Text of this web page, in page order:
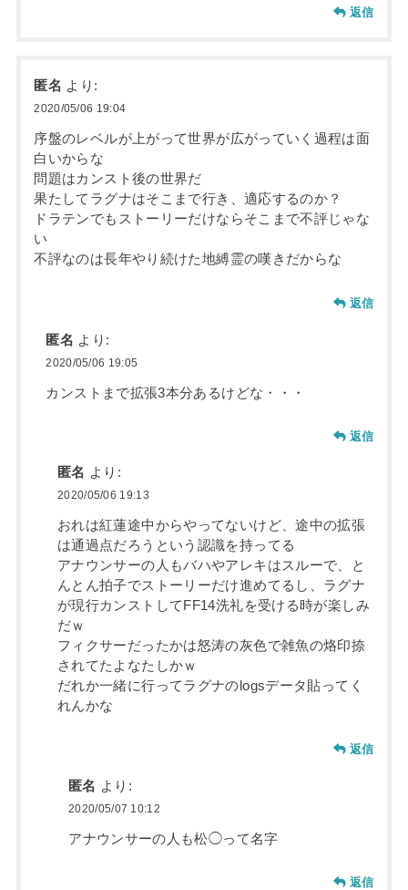
返信
匿名 より:
2020/05/06 19:04
序盤のレベルが上がって世界が広がっていく過程は面
白いからな
問題はカンスト後の世界だ
果たしてラグナはそこまで行き、適応するのか？
ドラテンでもストーリーだけならそこまで不評じゃな
い
不評なのは長年やり続けた地縛霊の嘆きだからな
返信
匿名 より:
2020/05/06 19:05
カンストまで拡張3本分あるけどな・・・
返信
匿名 より:
2020/05/06 19:13
おれは紅蓮途中からやってないけど、途中の拡張
は通過点だろうという認識を持ってる
アナウンサーの人もバハやアレキはスルーで、と
んとん拍子でストーリーだけ進めてるし、ラグナ
が現行カンストしてFF14洗礼を受ける時が楽しみ
だｗ
フィクサーだったかは怒涛の灰色で雑魚の烙印捺
されてたよなたしかｗ
だれか一緒に行ってラグナのlogsデータ貼ってく
れんかな
返信
匿名 より:
2020/05/07 10:12
アナウンサーの人も松◯って名字
返信